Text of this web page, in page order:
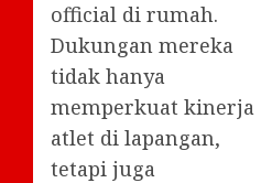
official di rumah.
Dukungan mereka
tidak hanya
memperkuat kinerja
atlet di lapangan,
tetapi juga